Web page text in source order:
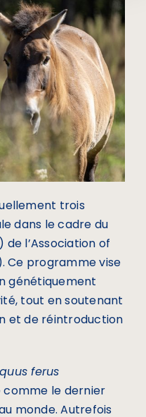
trois
dans le cadre du
de l’Association of
Ce programme vise
génétiquement
tout en soutenant
et de réintroduction
ferus
comme le dernier
monde. Autrefois